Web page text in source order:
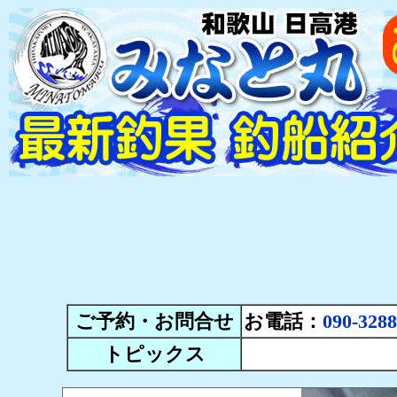
ご予約・お問合せ お電話： 090-
トピックス